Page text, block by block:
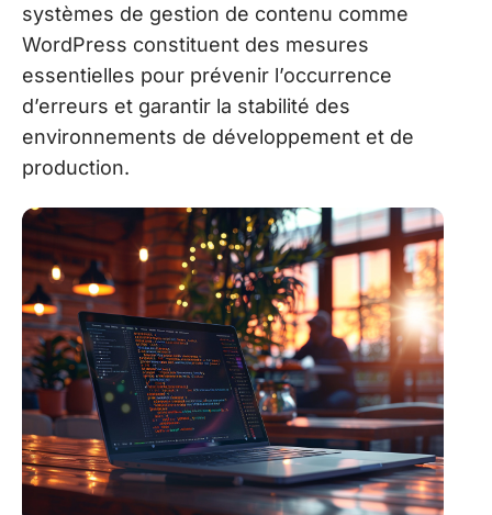
systèmes de gestion de contenu comme
WordPress constituent des mesures
essentielles pour prévenir l’occurrence
d’erreurs et garantir la stabilité des
environnements de développement et de
production.